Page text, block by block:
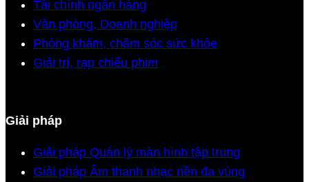
Tài chính ngân hàng
Văn phòng, Doanh nghiệp
Phòng khám, chăm sóc sức khỏe
Giải trí, rạp chiếu phim
Giải pháp
Giải pháp Quản lý màn hình tập trung
Giải pháp Âm thanh nhạc nền đa vùng